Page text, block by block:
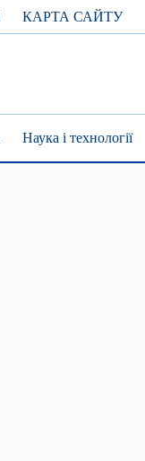
КАРТА САЙТУ
Наука і технології